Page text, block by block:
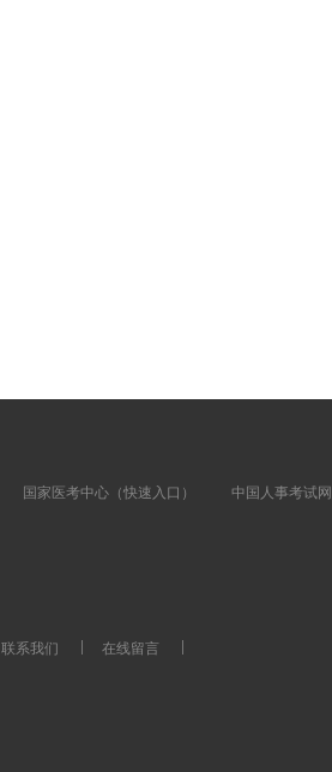
国家医考中心（快速入口） 中国人事考试网
联系我们 | 在线留言 |